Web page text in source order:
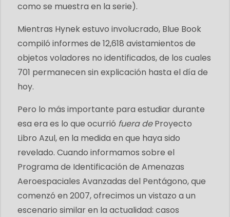
como se muestra en la serie).
Mientras Hynek estuvo involucrado, Blue Book
compiló informes de 12,618 avistamientos de
objetos voladores no identificados, de los cuales
701 permanecen sin explicación hasta el día de
hoy.
Pero lo más importante para estudiar durante
esa era es lo que ocurrió fuera deProyecto
Libro Azul, en la medida en que haya sido
revelado. Cuando informamos sobre el
Programa de Identificación de Amenazas
Aeroespaciales Avanzadas del Pentágono, que
comenzó en 2007, ofrecimos un vistazo a un
escenario similar en la actualidad: casos